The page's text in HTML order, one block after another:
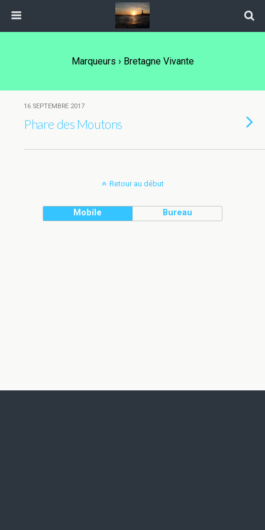
Marqueurs › Bretagne Vivante
16 SEPTEMBRE 2017
Phare des Moutons
Retour au début
Mobile Bureau